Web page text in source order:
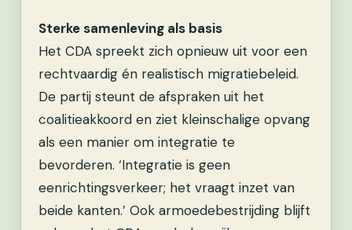
Sterke samenleving als basis
Het CDA spreekt zich opnieuw uit voor een
rechtvaardig én realistisch migratiebeleid.
De partij steunt de afspraken uit het
coalitieakkoord en ziet kleinschalige opvang
als een manier om integratie te
bevorderen. ‘Integratie is geen
eenrichtingsverkeer; het vraagt inzet van
beide kanten.’ Ook armoedebestrijding blijft